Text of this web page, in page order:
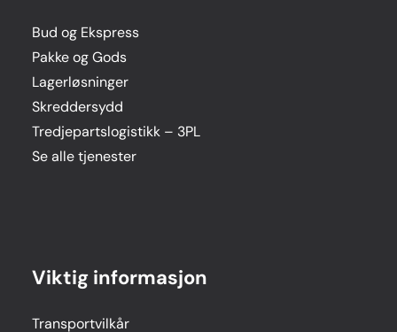
Bud og Ekspress
Pakke og Gods
Lagerløsninger
Skreddersydd
Tredjepartslogistikk – 3PL
Se alle tjenester
Viktig informasjon
Transportvilkår